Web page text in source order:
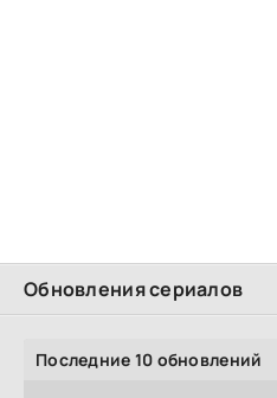
Обновления сериалов
Последние 10 обновлений